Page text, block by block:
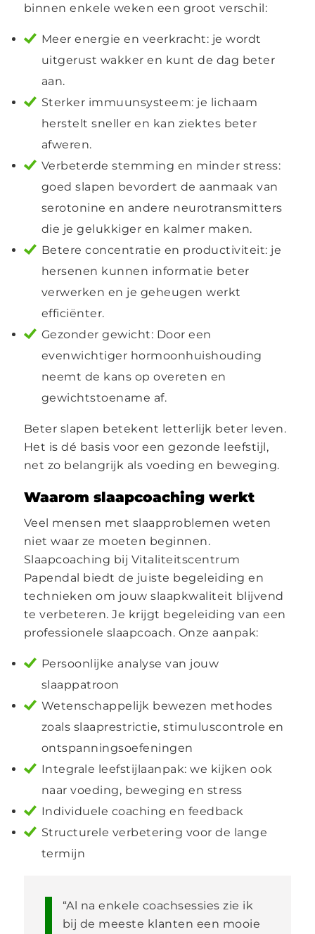
binnen enkele weken een groot verschil:
Meer energie en veerkracht: je wordt
uitgerust wakker en kunt de dag beter
aan.
Sterker immuunsysteem: je lichaam
herstelt sneller en kan ziektes beter
afweren.
Verbeterde stemming en minder stress:
goed slapen bevordert de aanmaak van
serotonine en andere neurotransmitters
die je gelukkiger en kalmer maken.
Betere concentratie en productiviteit: je
hersenen kunnen informatie beter
verwerken en je geheugen werkt
efficiënter.
Gezonder gewicht: Door een
evenwichtiger hormoonhuishouding
neemt de kans op overeten en
gewichtstoename af.
Beter slapen betekent letterlijk beter leven.
Het is dé basis voor een gezonde leefstijl,
net zo belangrijk als voeding en beweging.
Waarom slaapcoaching werkt
Veel mensen met slaapproblemen weten
niet waar ze moeten beginnen.
Slaapcoaching bij Vitaliteitscentrum
Papendal biedt de juiste begeleiding en
technieken om jouw slaapkwaliteit blijvend
te verbeteren. Je krijgt begeleiding van een
professionele slaapcoach. Onze aanpak:
Persoonlijke analyse van jouw
slaappatroon
Wetenschappelijk bewezen methodes
zoals slaaprestrictie, stimuluscontrole en
ontspanningsoefeningen
Integrale leefstijlaanpak: we kijken ook
naar voeding, beweging en stress
Individuele coaching en feedback
Structurele verbetering voor de lange
termijn
“Al na enkele coachsessies zie ik
bij de meeste klanten een mooie